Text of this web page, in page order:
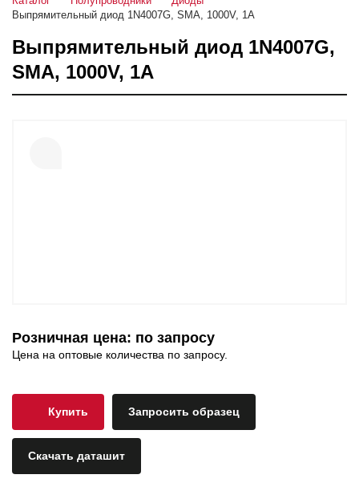
Выпрямительный диод 1N4007G, SMA, 1000V, 1А
Выпрямительный диод 1N4007G,
SMA, 1000V, 1А
Розничная цена: по запросу
Цена на оптовые количества по запросу.
Купить Запросить образец
Скачать даташит